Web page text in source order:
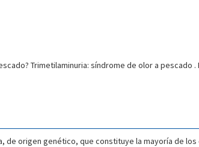
Trimetilaminuria: síndrome de olor a pescado
origen genético, que constituye la mayoría de